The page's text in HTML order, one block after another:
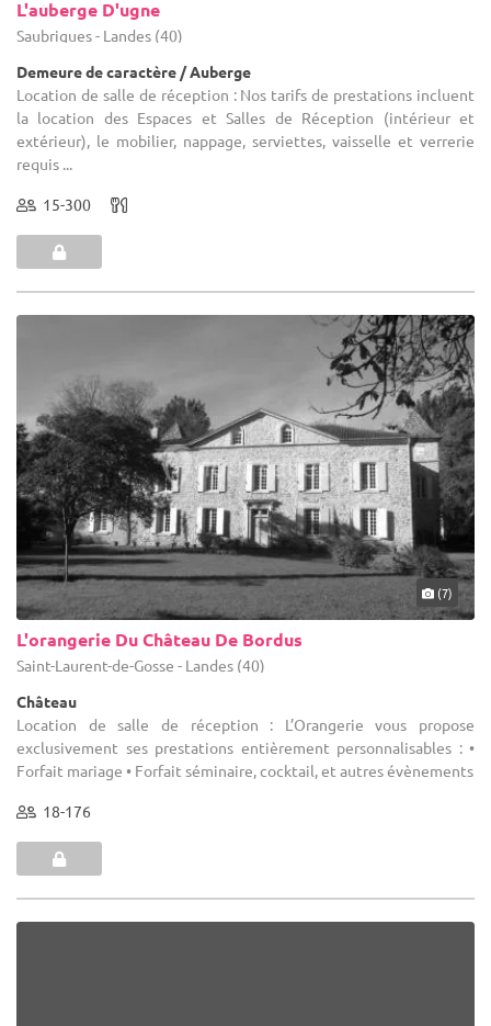
L'auberge D'ugne
Saubrigues - Landes (40)
Demeure de caractère / Auberge
Location de salle de réception : Nos tarifs de prestations incluent
la location des Espaces et Salles de Réception (intérieur et
extérieur), le mobilier, nappage, serviettes, vaisselle et verrerie
requis ...
15-300
(7)
L'orangerie Du Château De Bordus
Saint-Laurent-de-Gosse - Landes (40)
Château
Location de salle de réception : L’Orangerie vous propose
exclusivement ses prestations entièrement personnalisables : •
Forfait mariage • Forfait séminaire, cocktail, et autres évènements
18-176